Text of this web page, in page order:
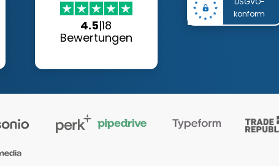
4.5|18
Bewertungen
konform